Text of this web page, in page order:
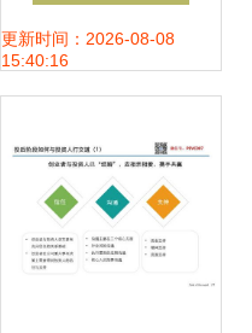
信息服务的专业力
更新时间：2026-08-08
15:40:16